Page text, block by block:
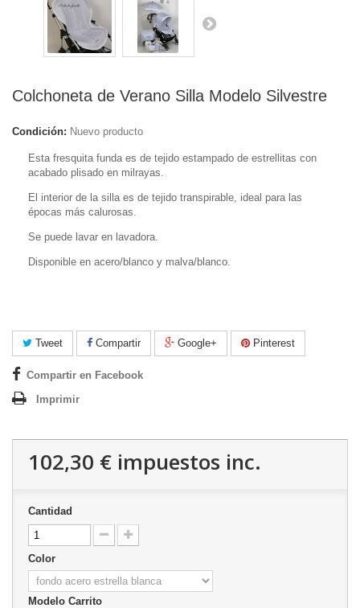
Colchoneta de Verano Silla Modelo Silvestre
Condición: Nuevo producto
Esta fresquita funda es de tejido estampado de estrellitas con
acabado plisado en milrayas.
El interior de la silla es de tejido transpirable, ideal para las
épocas más calurosas.
Se puede lavar en lavadora.
Disponible en acero/blanco y malva/blanco.
Tweet Compartir Google+ Pinterest
Compartir en Facebook
Imprimir
102,30 € impuestos inc.
Cantidad
Color
Modelo Carrito